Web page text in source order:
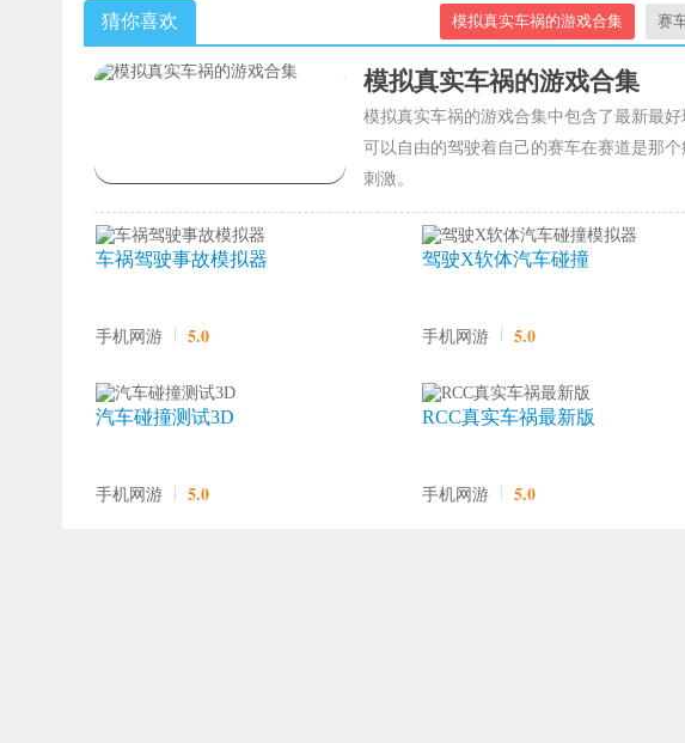
猜你喜欢 模拟真实车祸的游戏合集 赛
模拟真实车祸的游戏合集
模拟真实车祸的游戏合集中包含了最新最
可以自由的驾驶着自己的赛车在赛道是那
刺激。
车祸驾驶事故模拟器
手机网游 5.0
驾驶X软体汽车碰撞
手机网游 5.0
汽车碰撞测试3D
手机网游 5.0
RCC真实车祸最新版
手机网游 5.0